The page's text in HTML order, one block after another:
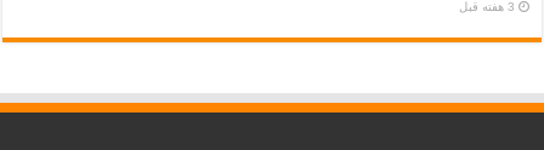
3 هفته قبل